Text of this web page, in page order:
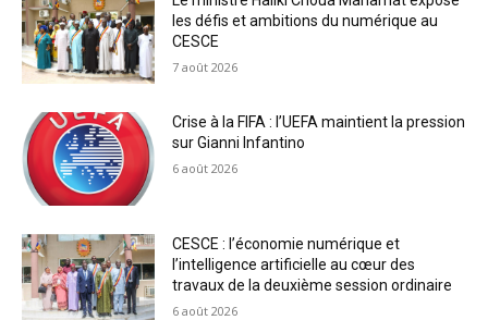
les défis et ambitions du numérique au
CESCE
7 août 2026
Crise à la FIFA : l’UEFA maintient la pression
sur Gianni Infantino
6 août 2026
CESCE : l’économie numérique et
l’intelligence artificielle au cœur des
travaux de la deuxième session ordinaire
6 août 2026